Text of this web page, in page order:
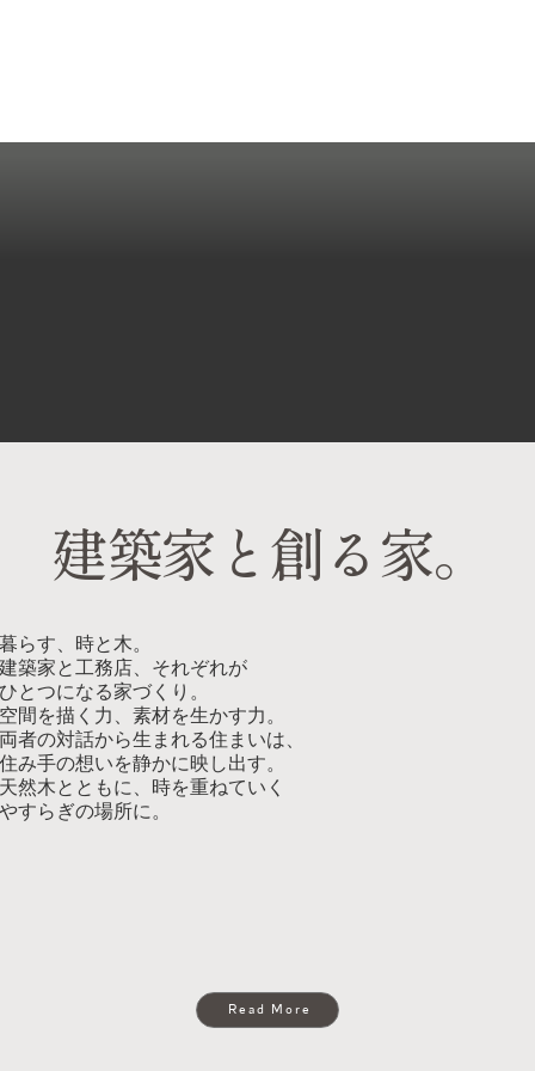
​建築家と創る家。
暮らす、時と木。
建築家と工務店、それぞれが
ひとつになる家づくり。
空間を描く力、素材を生かす力。
両者の対話から生まれる住まいは、
住み手の想いを静かに映し出す。
天然木とともに、時を重ねていく
やすらぎの場所に。
Read More